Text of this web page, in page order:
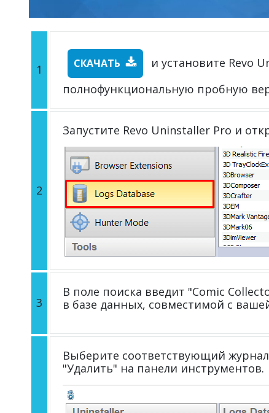
1 СКАЧАТЬ
и установите Revo
полнофункциональную пробную
2
Запустите Revo Uninstaller Pro и
3
В поле поиска введит "Comic
в базе данных, совместимой с
Выберите соответствующий
"Удалить" на панели инструментов.